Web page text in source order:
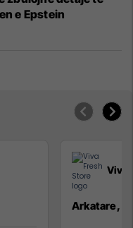
e Epstein
Viva
Arkatare,